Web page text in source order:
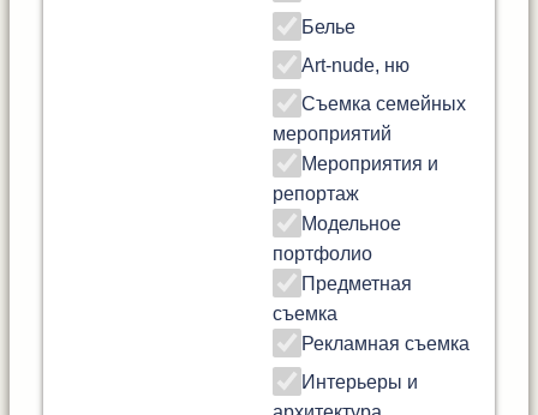
Белье
Art-nude, ню
Съемка семейных
мероприятий
Мероприятия и
репортаж
Модельное
портфолио
Предметная
съемка
Рекламная съемка
Интерьеры и